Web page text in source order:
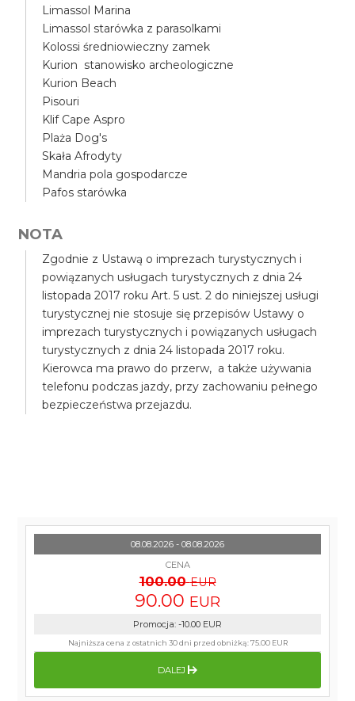
Limassol Marina
Limassol starówka z parasolkami
Kolossi średniowieczny zamek
Kurion stanowisko archeologiczne
Kurion Beach
Pisouri
Klif Cape Aspro
Plaża Dog's
Skała Afrodyty
Mandria pola gospodarcze
Pafos starówka
NOTA
Zgodnie z Ustawą o imprezach turystycznych i
powiązanych usługach turystycznych z dnia 24
listopada 2017 roku Art. 5 ust. 2 do niniejszej usługi
turystycznej nie stosuje się przepisów Ustawy o
imprezach turystycznych i powiązanych usługach
turystycznych z dnia 24 listopada 2017 roku.
Kierowca ma prawo do przerw, a także używania
telefonu podczas jazdy, przy zachowaniu pełnego
bezpieczeństwa przejazdu.
08.08.2026 - 08.08.2026
CENA
100.00 EUR
90.00 EUR
Promocja: -10.00 EUR
Najniższa cena z ostatnich 30 dni przed obniżką:75.00 EUR
DALEJ